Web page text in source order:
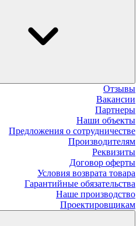
Отзывы
Вакансии
Партнеры
Наши объекты
Предложения о сотрудничестве
Производителям
Реквизиты
Договор оферты
Условия возврата товара
Гарантийные обязательства
Наше производство
Проектировщикам